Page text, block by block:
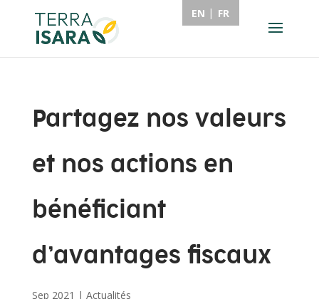
Partagez nos valeurs
et nos actions en
bénéficiant
d’avantages fiscaux
Sep 2021 | Actualités
EN FR